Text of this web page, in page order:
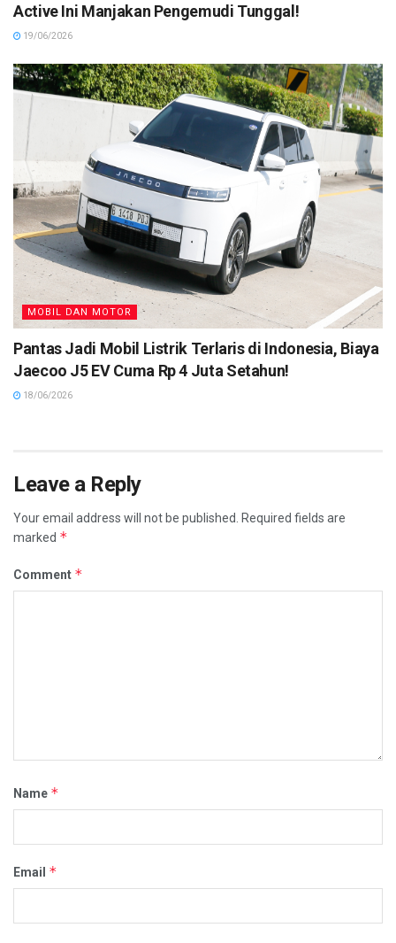
Active Ini Manjakan Pengemudi Tunggal!
19/06/2026
MOBIL DAN MOTOR
Pantas Jadi Mobil Listrik Terlaris di Indonesia, Biaya
Jaecoo J5 EV Cuma Rp 4 Juta Setahun!
18/06/2026
Leave a Reply
Your email address will not be published.
Required fields are
marked *
Comment *
Name *
Email *